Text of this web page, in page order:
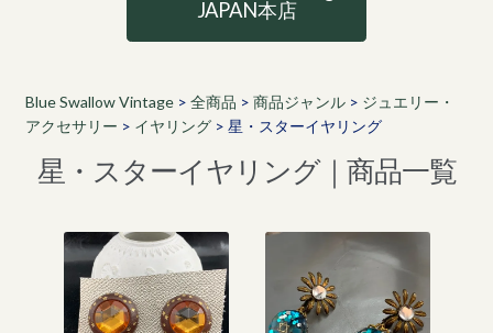
JAPAN本店
Blue Swallow Vintage> 全商品 > 商品ジャンル> ジュエリー・
アクセサリー > イヤリング> 星・スターイヤリング
星・スターイヤリング｜商品一覧